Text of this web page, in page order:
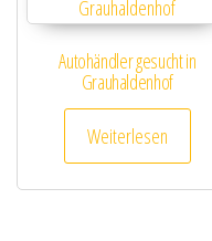
Autohändler gesucht in
Grauhaldenhof
Weiterlesen